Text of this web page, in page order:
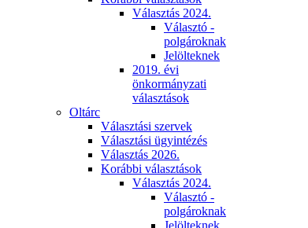
Választás 2024.
Választó -
polgároknak
Jelölteknek
2019. évi
önkormányzati
választások
Oltárc
Választási szervek
Választási ügyintézés
Választás 2026.
Korábbi választások
Választás 2024.
Választó -
polgároknak
Jelölteknek